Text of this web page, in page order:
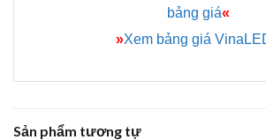
bảng giá«
»Xem bảng giá
Sản phẩm tương tự